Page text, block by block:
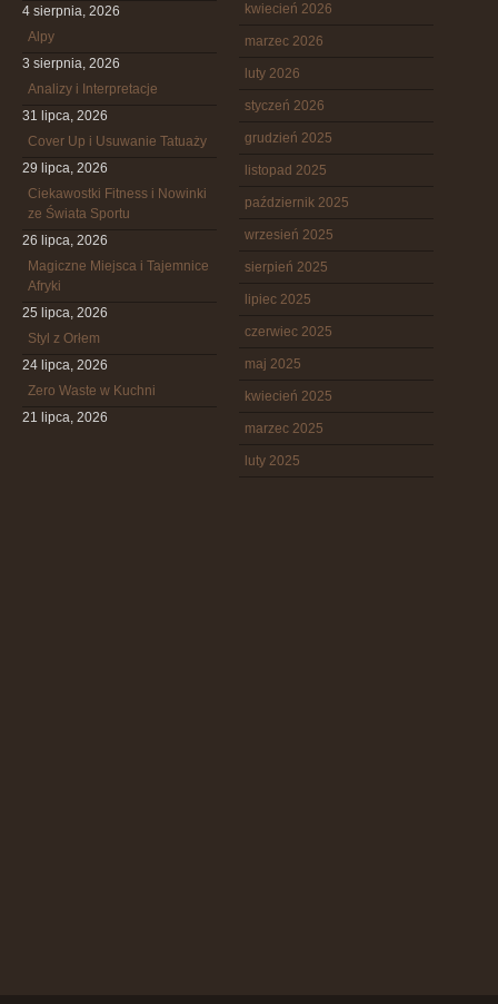
4 sierpnia, 2026
Alpy
3 sierpnia, 2026
Analizy i Interpretacje
31 lipca, 2026
Cover Up i Usuwanie Tatuaży
29 lipca, 2026
Ciekawostki Fitness i Nowinki
ze Świata Sportu
26 lipca, 2026
Magiczne Miejsca i Tajemnice
Afryki
25 lipca, 2026
Styl z Orłem
24 lipca, 2026
Zero Waste w Kuchni
21 lipca, 2026
kwiecień 2026
marzec 2026
luty 2026
styczeń 2026
grudzień 2025
listopad 2025
październik 2025
wrzesień 2025
sierpień 2025
lipiec 2025
czerwiec 2025
maj 2025
kwiecień 2025
marzec 2025
luty 2025